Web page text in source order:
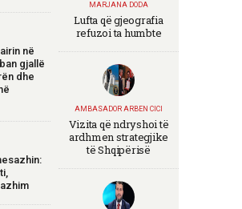
në
gjallë
dhe
MARJANA DODA
Lufta që gjeografia
refuzoi ta humbte
AMBASADOR ARBEN CICI
Vizita që ndryshoi të
ardhmen strategjike
të Shqipërisë